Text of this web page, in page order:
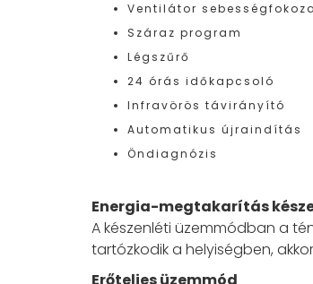
Ventilátor
Száraz program
Légszűrő
24 órás időkapcsoló
Infravörös távirányító
Automatikus újraindítás
Öndiagnózis
Energia-megtakarítás
A készenléti üzemmódban a
tartózkodik a helyiségben,